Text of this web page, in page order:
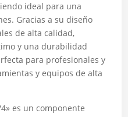
ideal para una
Gracias a su diseño
de alta calidad,
y una durabilidad
para profesionales y
y equipos de alta
4» es un componente